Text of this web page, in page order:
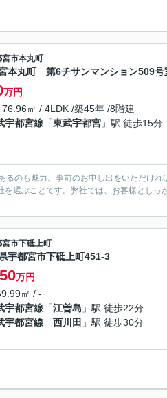
宮市本丸町
本丸町 第6チサンマンション509号
万円
㎡ / 4LDK /築45年 /8階建
宇都宮線 「東武宇都宮 」駅 徒歩15分
るのも魅力。事前のお申し出をいただけ
選ぶことです。弊社では、お客様とし
宮市下砥上町
宇都宮市下砥上町451-3
万円
㎡ / -
宇都宮線 「江曽島 」駅 徒歩22分
宇都宮線 「西川田 」駅 徒歩30分